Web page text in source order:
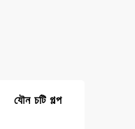
যৌন চটি গল্প